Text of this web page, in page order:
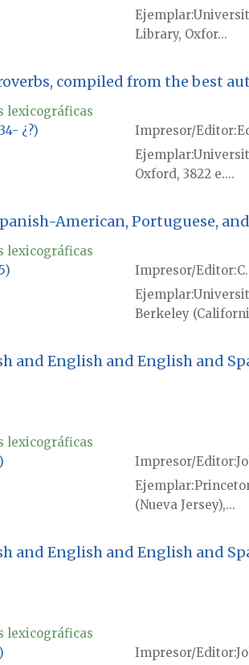
Ejemplar
Library, Oxfor...
compiled from the best
lexicográficas
¿?) Impresor/Editor
Ejemplar
Oxford, 3822 e....
American, Portuguese,
lexicográficas
Impresor/Editor
Ejemplar
Berkeley
and English and English and
lexicográficas
Impresor/Editor
Ejemplar
(Nueva Jersey),...
and English and English and
lexicográficas
Impresor/Editor